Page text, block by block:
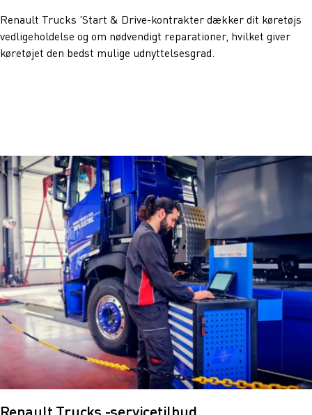
Renault Trucks 'Start & Drive-kontrakter dækker dit køretøjs
vedligeholdelse og om nødvendigt reparationer, hvilket giver
køretøjet den bedst mulige udnyttelsesgrad.